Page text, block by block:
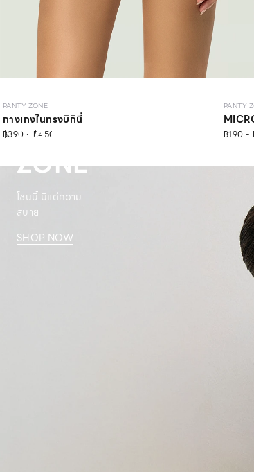
PANTY
ZONE
โซนนี้ มีแต่ความ
สบาย
SHOP NOW
PANTY ZONE
กางเกงในทรงบิกินี่
฿390 - ฿450
PANTY
฿190 -